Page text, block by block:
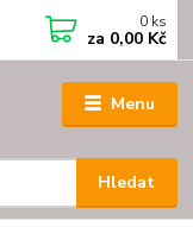
Menu
Hledat
0 ks
za 0,00 Kč